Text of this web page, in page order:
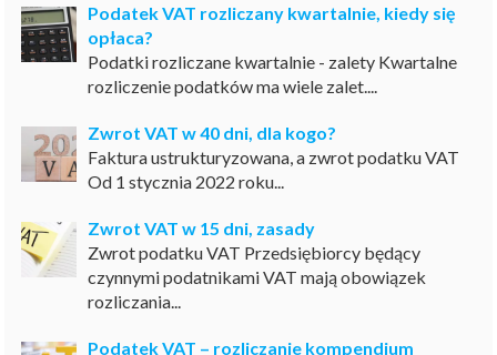
Podatek VAT rozliczany kwartalnie, kiedy się
opłaca?
Podatki rozliczane kwartalnie - zalety Kwartalne
rozliczenie podatków ma wiele zalet....
Zwrot VAT w 40 dni, dla kogo?
Faktura ustrukturyzowana, a zwrot podatku VAT
Od 1 stycznia 2022 roku...
Zwrot VAT w 15 dni, zasady
Zwrot podatku VAT Przedsiębiorcy będący
czynnymi podatnikami VAT mają obowiązek
rozliczania...
Podatek VAT – rozliczanie kompendium